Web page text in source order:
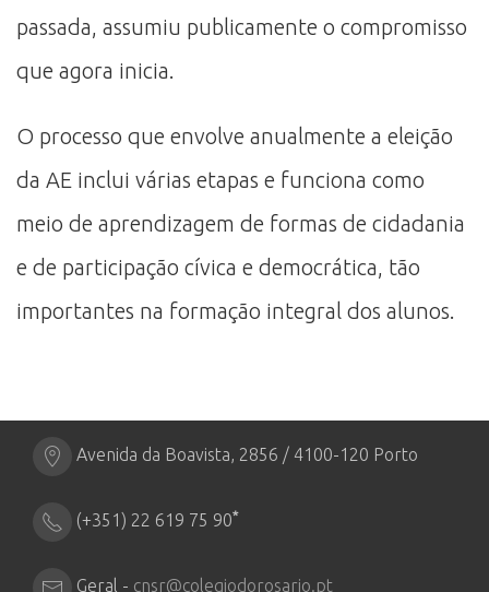
passada, assumiu publicamente o compromisso
que agora inicia.
O processo que envolve anualmente a eleição
da AE inclui várias etapas e funciona como
meio de aprendizagem de formas de cidadania
e de participação cívica e democrática, tão
importantes na formação integral dos alunos.
Avenida da Boavista, 2856 / 4100-120 Porto
(+351) 22 619 75 90*
Geral - cnsr@colegiodorosario.pt